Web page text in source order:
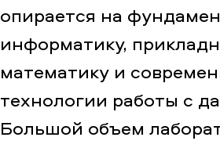
опирается на
информатику,
математику и
технологии работы с
Большой объем